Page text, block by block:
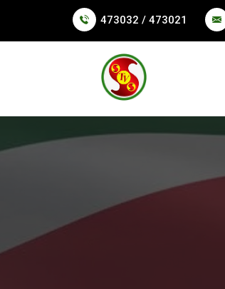
473032 / 473021